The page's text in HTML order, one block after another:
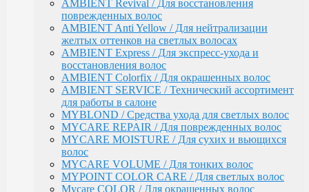
MAN.CODE / Мужская серия
STYLE.UP / Средства для стайлинга
АКСЕССУАРЫ
EPICA
ADAPTO POWER / восстановления и укрепления
волос
LAMINATION SYSTEM
Окрашивание и осветление
КРЕМ-КРАСКА COLORSHADE
Осветление
Окисляющая эмульсия
Гель-краска Colordream
Оттеночные муссы
SHAPE WAVE / Химическая завивка
НАБОРЫ EPICA
AMBIENT Revival / Для восстановления
поврежденных волос
AMBIENT Anti Yellow / Для нейтрализации
желтых оттенков на светлых волосах
AMBIENT Express / Для экспресс-ухода и
восстановления волос
AMBIENT Colorfix / Для окрашенных волос
AMBIENT SERVICE / Технический ассортимент
для работы в салоне
MYBLOND / Средства ухода для светлых волос
MYCARE REPAIR / Для поврежденных волос
MYCARE MOISTURE / Для сухих и вьющихся
волос
MYCARE VOLUME / Для тонких волос
MYPOINT COLOR CARE / Для светлых волос
Mycare COLOR / Для окрашенных волос